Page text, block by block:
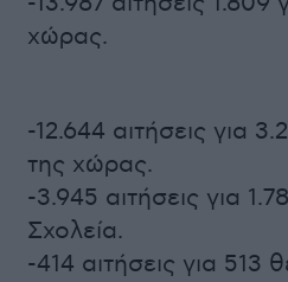
χώρας.
-12.644 αιτήσεις για
της χώρας.
-3.945 αιτήσεις για
Σχολεία.
-414 αιτήσεις για 513